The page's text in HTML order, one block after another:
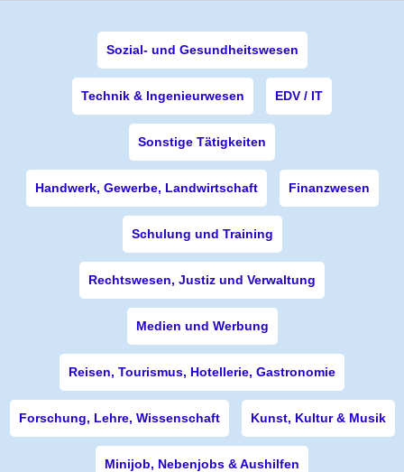
Sozial- und Gesundheitswesen
Technik & Ingenieurwesen EDV / IT
Sonstige Tätigkeiten
Handwerk, Gewerbe, Landwirtschaft Finanzwesen
Schulung und Training
Rechtswesen, Justiz und Verwaltung
Medien und Werbung
Reisen, Tourismus, Hotellerie, Gastronomie
Forschung, Lehre, Wissenschaft Kunst, Kultur & Musik
Minijob, Nebenjobs & Aushilfen